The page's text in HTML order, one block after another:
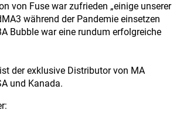
von Fuse war zufrieden „einige unserer
während der Pandemie einsetzen
Bubble war eine rundum erfolgreiche
der exklusive Distributor von MA
und Kanada.